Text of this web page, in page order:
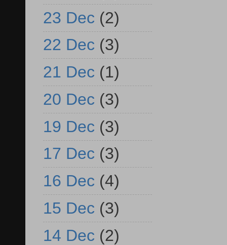
23 Dec (2)
22 Dec (3)
21 Dec (1)
20 Dec (3)
19 Dec (3)
17 Dec (3)
16 Dec (4)
15 Dec (3)
14 Dec (2)